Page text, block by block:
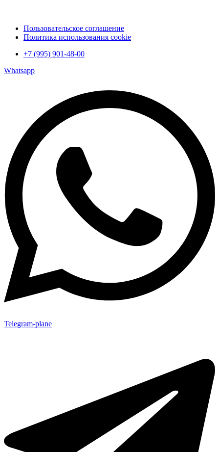
Пользовательское соглашение
Политика использования cookie
+7 (995) 901-48-00
Whatsapp
Telegram-plane